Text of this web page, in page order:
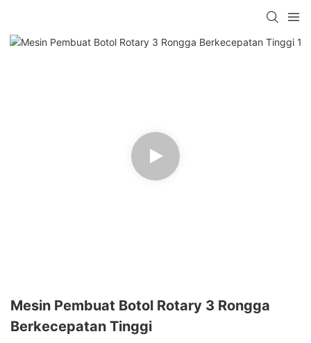
Mesin Pembuat Botol Rotary 3 Rongga
Berkecepatan Tinggi